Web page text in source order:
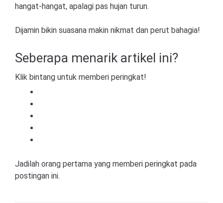
hangat-hangat, apalagi pas hujan turun.
Dijamin bikin suasana makin nikmat dan perut bahagia!
Seberapa menarik artikel ini?
Klik bintang untuk memberi peringkat!
Jadilah orang pertama yang memberi peringkat pada
postingan ini.